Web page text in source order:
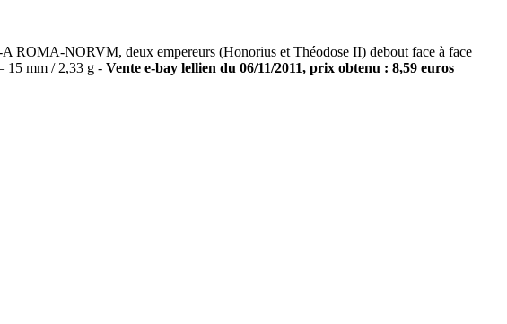
ROMA-NORVM, deux empereurs (Honorius et Théodose II) debout face à face
15 mm / 2,33 g - Vente e-bay lellien du 06/11/2011, prix obtenu : 8,59 euros